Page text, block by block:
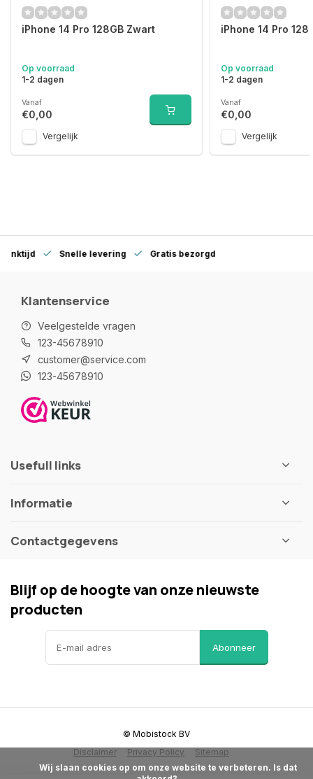
iPhone 14 Pro 128GB Zwart
Op voorraad
1-2 dagen
Vanaf
€0,00
Vergelijk
iPhone 14 Pro
Op voorraad
1-2 dagen
Vanaf
€0,00
Vergelijk
Snelle levering Gratis bezorgd
Klantenservice
Veelgestelde vragen
123-45678910
customer@service.com
123-45678910
Usefull links
Informatie
Contactgegevens
Blijf op de hoogte van onze nieuwste
producten
Abonneer
Disclaimer Privacy Policy Sitemap
© Mobistock BV